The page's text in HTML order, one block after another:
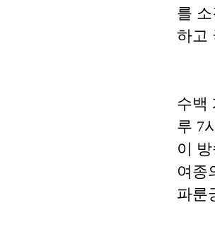
를
하고
수백
루 7
이
여종
파룬